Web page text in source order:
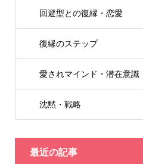
回避型との復縁・恋愛
復縁のステップ
愛されマインド・潜在意識
沈黙・戦略
最近の記事